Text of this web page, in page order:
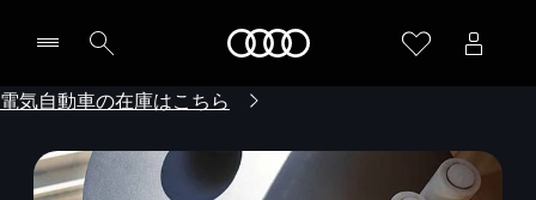
電気自動車の在庫はこちら